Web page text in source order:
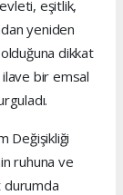
eşitlik,
yeniden
dikkat
bir emsal
Değişikliği
ruhuna ve
durumda